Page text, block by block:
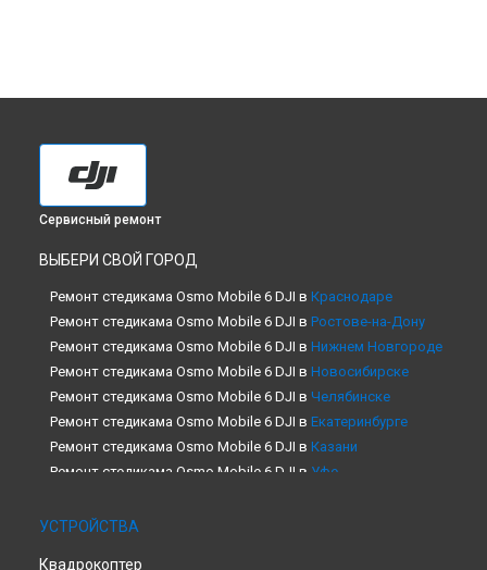
Сервисный ремонт
ВЫБЕРИ СВОЙ ГОРОД
Ремонт стедикама Osmo Mobile 6 DJI в Краснодаре
Ремонт стедикама Osmo Mobile 6 DJI в Ростове-на-Дону
Ремонт стедикама Osmo Mobile 6 DJI в Нижнем Новгороде
Ремонт стедикама Osmo Mobile 6 DJI в Новосибирске
Ремонт стедикама Osmo Mobile 6 DJI в Челябинске
Ремонт стедикама Osmo Mobile 6 DJI в Екатеринбурге
Ремонт стедикама Osmo Mobile 6 DJI в Казани
Ремонт стедикама Osmo Mobile 6 DJI в Уфе
Ремонт стедикама Osmo Mobile 6 DJI в
УСТРОЙСТВА
Квадрокоптер